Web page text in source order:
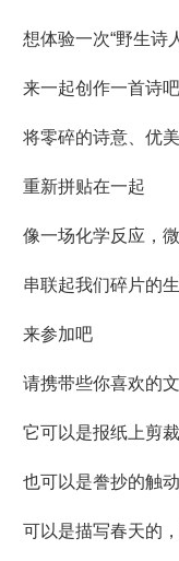
想体验一次“野生诗
来一起创作一首诗吧
将零碎的诗意、优
重新拼贴在一起
像一场化学反应，
串联起我们碎片的
来参加吧
请携带些你喜欢的
它可以是报纸上剪
也可以是誊抄的触
可以是描写春天的